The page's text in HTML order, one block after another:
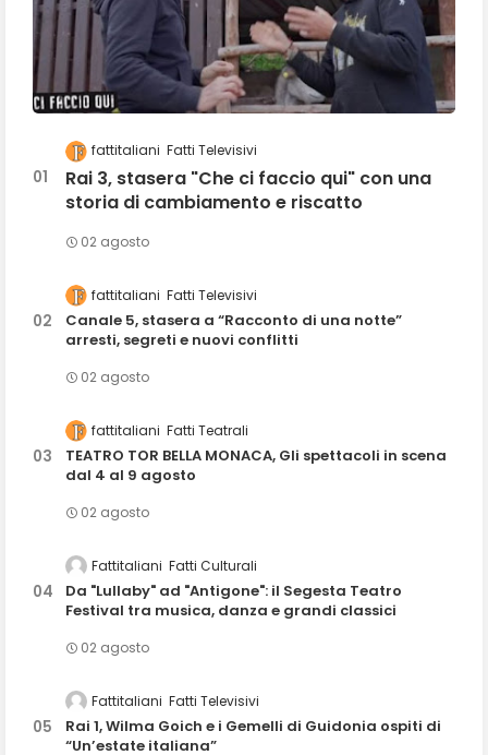
fattitaliani Fatti Televisivi
Rai 3, stasera "Che ci faccio qui" con una
storia di cambiamento e riscatto
02 agosto
fattitaliani Fatti Televisivi
Canale 5, stasera a “Racconto di una notte”
arresti, segreti e nuovi conflitti
02 agosto
fattitaliani Fatti Teatrali
TEATRO TOR BELLA MONACA, Gli spettacoli in scena
dal 4 al 9 agosto
02 agosto
Fattitaliani Fatti Culturali
Da "Lullaby" ad "Antigone": il Segesta Teatro
Festival tra musica, danza e grandi classici
02 agosto
Fattitaliani Fatti Televisivi
Rai 1, Wilma Goich e i Gemelli di Guidonia ospiti di
“Un’estate italiana”